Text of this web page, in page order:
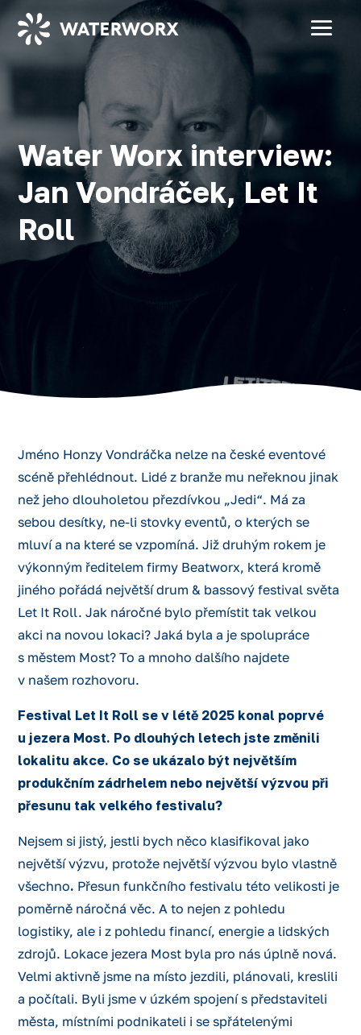
Water Worx interview:
Jan Vondráček, Let It
Roll
Jméno Honzy Vondráčka nelze na české eventové
scéně přehlédnout. Lidé z branže mu neřeknou jinak
než jeho dlouholetou přezdívkou „Jedi“. Má za
sebou desítky, ne-li stovky eventů, o kterých se
mluví a na které se vzpomíná. Již druhým rokem je
výkonným ředitelem firmy Beatworx, která kromě
jiného pořádá největší drum & bassový festival světa
Let It Roll. Jak náročné bylo přemístit tak velkou
akci na novou lokaci? Jaká byla a je spolupráce
s městem Most? To a mnoho dalšího najdete
v našem rozhovoru.
Festival Let It Roll se v létě 2025 konal poprvé
u jezera Most. Po dlouhých letech jste změnili
lokalitu akce. Co se ukázalo být největším
produkčním zádrhelem nebo největší výzvou při
přesunu tak velkého festivalu?
Nejsem si jistý, jestli bych něco klasifikoval jako
největší výzvu, protože největší výzvou bylo vlastně
všechno. Přesun funkčního festivalu této velikosti je
poměrně náročná věc. A to nejen z pohledu
logistiky, ale i z pohledu financí, energie a lidských
zdrojů. Lokace jezera Most byla pro nás úplně nová.
Velmi aktivně jsme na místo jezdili, plánovali, kreslili
a počítali. Byli jsme v úzkém spojení s představiteli
města, místními podnikateli i se spřátelenými